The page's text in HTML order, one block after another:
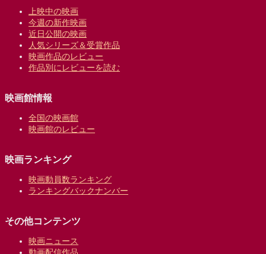
上映中の映画
今週の新作映画
近日公開の映画
人気シリーズ＆受賞作品
映画作品のレビュー
作品別にレビューを読む
映画館情報
全国の映画館
映画館のレビュー
映画ランキング
映画動員数ランキング
ランキングバックナンバー
その他コンテンツ
映画ニュース